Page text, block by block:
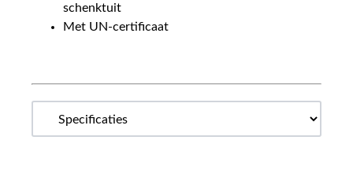
schenktuit
Met UN-certificaat